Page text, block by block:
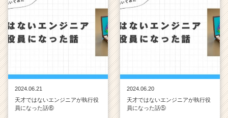
2024.06.21
天才ではないエンジニアが執行役
員になった話⑥
2024.06.20
天才ではないエンジニアが執行役
員になった話⑤